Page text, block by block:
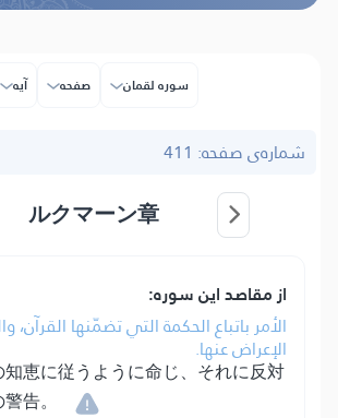
سوره لقمان صفحه آیه
شماره‌ى صفحه: 411
ルクマーン章
از مقاصد این سوره:
الأمر باتباع الحكمة التي تضمّنها القرآن،
الإعراض عنها.
恵に従うように命じ、それに反対
告。